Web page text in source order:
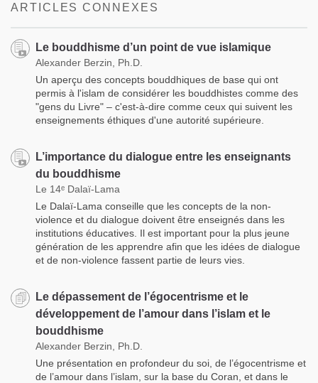
ARTICLES CONNEXES
Le bouddhisme d’un point de vue islamique
Alexander Berzin, Ph.D.
Un aperçu des concepts bouddhiques de base qui ont
permis à l'islam de considérer les bouddhistes comme des
"gens du Livre" – c'est-à-dire comme ceux qui suivent les
enseignements éthiques d'une autorité supérieure.
L’importance du dialogue entre les enseignants
du bouddhisme
Le 14ᵉ Dalaï-Lama
Le Dalaï-Lama conseille que les concepts de la non-
violence et du dialogue doivent être enseignés dans les
institutions éducatives. Il est important pour la plus jeune
génération de les apprendre afin que les idées de dialogue
et de non-violence fassent partie de leurs vies.
Le dépassement de l’égocentrisme et le
développement de l’amour dans l’islam et le
bouddhisme
Alexander Berzin, Ph.D.
Une présentation en profondeur du soi, de l’égocentrisme et
de l’amour dans l’islam, sur la base du Coran, et dans le